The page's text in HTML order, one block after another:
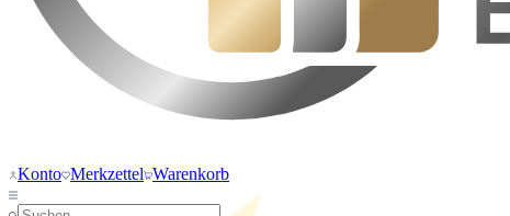
Konto Merkzettel Warenkorb